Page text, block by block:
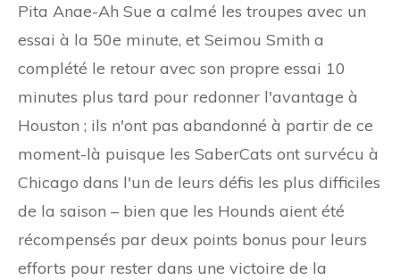
Pita Anae-Ah Sue a calmé les troupes avec un
essai à la 50e minute, et Seimou Smith a
complété le retour avec son propre essai 10
minutes plus tard pour redonner l'avantage à
Houston ; ils n'ont pas abandonné à partir de ce
moment-là puisque les SaberCats ont survécu à
Chicago dans l'un de leurs défis les plus difficiles
de la saison – bien que les Hounds aient été
récompensés par deux points bonus pour leurs
efforts pour rester dans une victoire de la